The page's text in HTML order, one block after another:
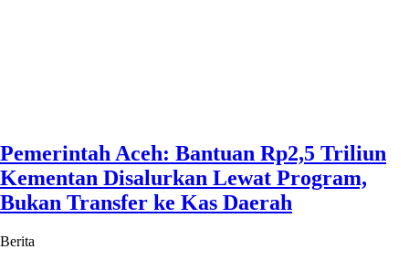
Pemerintah Aceh: Bantuan Rp2,5 Triliun
Kementan Disalurkan Lewat Program,
Bukan Transfer ke Kas Daerah
Berita